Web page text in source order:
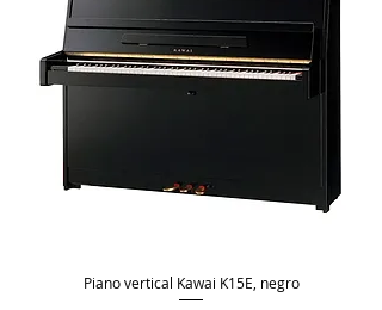
Piano vertical Kawai K15E, negro